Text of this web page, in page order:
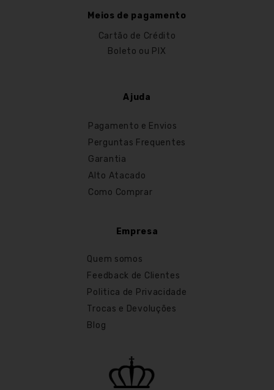
Meios de pagamento
Cartão de Crédito
Boleto ou PIX
Ajuda
Pagamento e Envios
Perguntas Frequentes
Garantia
Alto Atacado
Como Comprar
Empresa
Quem somos
Feedback de Clientes
Politica de Privacidade
Trocas e Devoluções
Blog